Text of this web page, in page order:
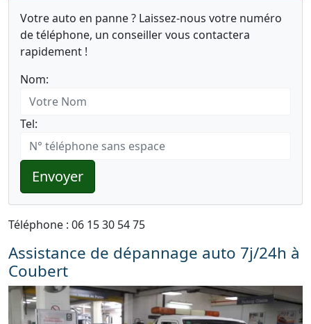
Votre auto en panne ? Laissez-nous votre numéro
de téléphone, un conseiller vous contactera
rapidement !
Nom:
Tel:
Envoyer
Téléphone : 06 15 30 54 75
Assistance de dépannage auto 7j/24h à
Coubert